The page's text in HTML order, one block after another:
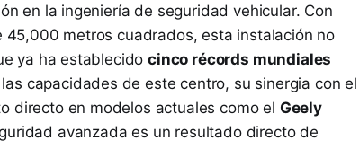
en la ingeniería de seguridad vehicular. Con
metros cuadrados, esta instalación no
ya ha establecidocinco récords mundiales
capacidades de este centro, su sinergia con el
directo en modelos actuales como el Geely
avanzada es un resultado directo de